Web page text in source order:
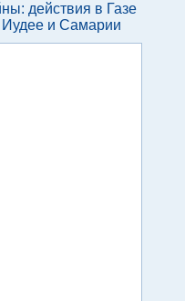
действия в Газе
и Самарии